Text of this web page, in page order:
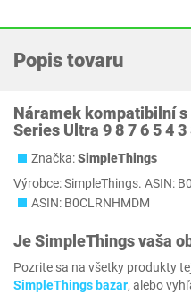
vybrať z podobných produktov.
Popis tovaru
Náramek kompatibilní
Series Ultra 9 8 7 6 5 4
Značka:SimpleThings
Výrobce: SimpleThings. ASIN:
ASIN: B0CLRNHMDM
JeSimpleThingsvaša
Pozrite sa na všetky produkty
SimpleThings bazar, alebo